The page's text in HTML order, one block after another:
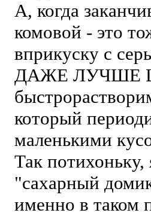
А, когда
комовой - это
вприкуску с
ДАЖЕ ЛУЧШЕ
который
маленькими
Так потихоньку,
"сахарный
именно в таком